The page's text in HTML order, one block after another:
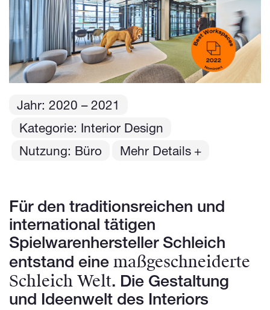
Jahr: 2020 – 2021
Kategorie: Interior Design
Nutzung: Büro
Mehr Details
Für den traditionsreichen und
international tätigen
Spielwarenhersteller Schleich
entstand eine maßgeschneiderte
Schleich Welt. Die Gestaltung
und Ideenwelt des Interiors